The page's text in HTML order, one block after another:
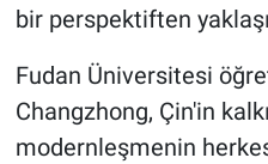
bir perspektiften
Fudan Üniversitesi
Changzhong, Çin'in
modernleşmenin